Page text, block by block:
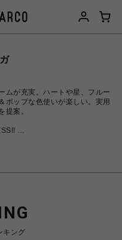
ムが充実。ハートや星、フルー
ポップな色使いが楽しい。実用
提案。
HAPPYな気分になれる
キング